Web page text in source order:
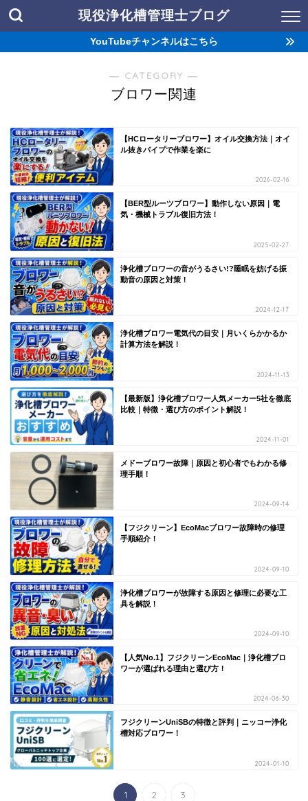
現役浄化槽管理士ブログ
YouTubeチャンネルはこちら
― CATEGORY ―
ブロワー関連
【HCロータリーブロワー】オイル交換方法｜オイ
ル抜きパイプで作業を楽に
2026-02-16
【BER型ルーツブロワー】動作しない原因｜電
気・機械トラブル復旧方法！
2025-02-27
浄化槽ブロワーの音がうるさい!?睡眠を妨げる振
動音の原因と対策！
2024-12-17
浄化槽ブロワー電気代の目安｜月いくらかかるか
計算方法を解説！
2024-11-13
【最新版】浄化槽ブロワー人気メーカー5社を徹底
比較｜特徴・選び方のポイント解説！
2024-11-01
メドーブロワー故障｜原因と初心者でもわかる修
理手順！
2024-09-14
【フジクリーン】EcoMacブロワー故障時の修理
手順紹介！
2024-09-10
浄化槽ブロワーが故障する原因と修理に必要な工
具を解説！
2024-09-10
【人気No.1】フジクリーンEcoMac｜浄化槽ブロ
ワーが選ばれる理由と選び方！
2024-06-30
フジクリーンUniSBの特徴と評判｜ニッコー浄化
槽対応ブロワー！
2024-01-10
1 2 3